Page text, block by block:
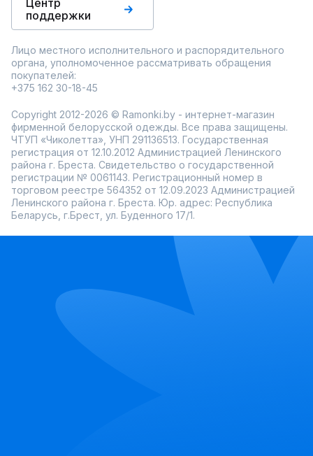
Центр
поддержки
Лицо местного исполнительного и распорядительного
органа, уполномоченное рассматривать обращения
покупателей:
+375 162 30-18-45
Copyright 2012-2026 © Ramonki.by - интернет-магазин
фирменной белорусской одежды. Все права защищены.
ЧТУП «Чиколетта», УНП 291136513. Государственная
регистрация от 12.10.2012 Администрацией Ленинского
района г. Бреста. Свидетельство о государственной
регистрации № 0061143. Регистрационный номер в
торговом реестре 564352 от 12.09.2023 Администрацией
Ленинского района г. Бреста. Юр. адрес: Республика
Беларусь, г.Брест, ул. Буденного 17/1.